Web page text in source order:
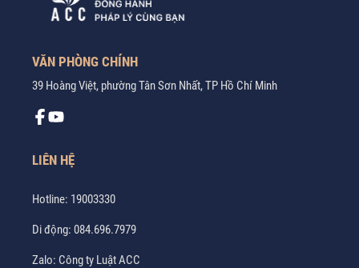
VĂN PHÒNG CHÍNH
39 Hoàng Việt, phường Tân Sơn Nhất, TP Hồ Chí Minh
LIÊN HỆ
Hotline: 19003330
Di động: 084.696.7979
Zalo: Công ty Luật ACC